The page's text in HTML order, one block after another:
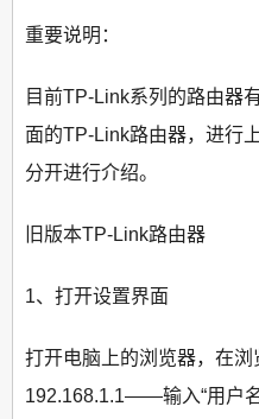
重要说明：
目前TP-Link系列的路由器
面的TP-Link路由器，进行
分开进行介绍。
旧版本TP-Link路由器
1、打开设置界面
打开电脑上的浏览器，在浏
192.168.1.1——输入“用户